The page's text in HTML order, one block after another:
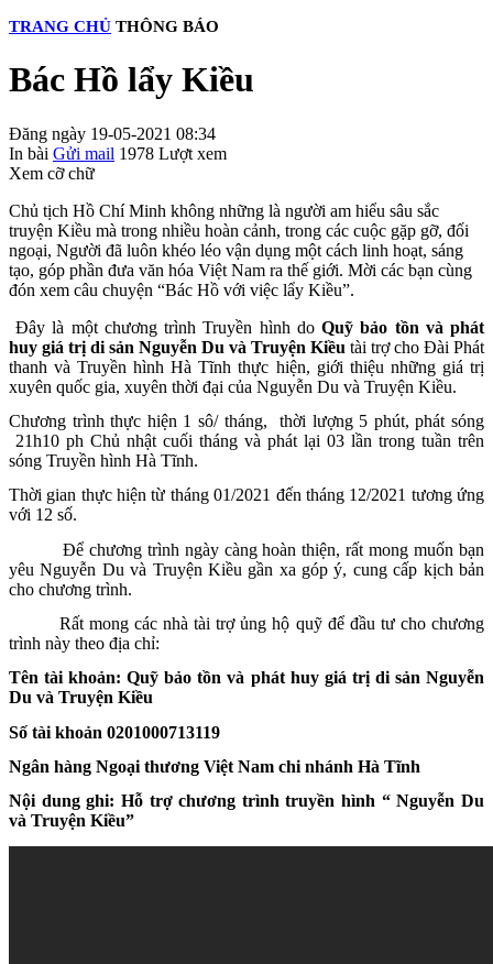
TRANG CHỦ THÔNG BÁO
Bác Hồ lẩy Kiều
Đăng ngày 19-05-2021 08:34
In bài Gửi mail 1978 Lượt xem
Xem cỡ chữ
Chủ tịch Hồ Chí Minh không những là người am hiểu sâu sắc
truyện Kiều mà trong nhiều hoàn cảnh, trong các cuộc gặp gỡ, đối
ngoại, Người đã luôn khéo léo vận dụng một cách linh hoạt, sáng
tạo, góp phần đưa văn hóa Việt Nam ra thế giới. Mời các bạn cùng
đón xem câu chuyện “Bác Hồ với việc lẩy Kiều”.
Đây là một chương trình Truyền hình doQuỹ bảo tồn và phát
huy giá trị di sản Nguyễn Du và Truyện Kiều tài trợ cho Đài Phát
thanh và Truyền hình Hà Tĩnh thực hiện, giới thiệu những giá trị
xuyên quốc gia, xuyên thời đại của Nguyễn Du và Truyện Kiều.
Chương trình thực hiện 1 sô/ tháng, thời lượng 5 phút, phát sóng
21h10 ph Chủ nhật cuối tháng và phát lại 03 lần trong tuần trên
sóng Truyền hình Hà Tĩnh.
Thời gian thực hiện từ tháng 01/2021 đến tháng 12/2021 tương ứng
với 12 số.
Để chương trình ngày càng hoàn thiện, rất mong muốn bạn
yêu Nguyễn Du và Truyện Kiều gần xa góp ý, cung cấp kịch bản
cho chương trình.
Rất mong các nhà tài trợ ủng hộ quỹ để đầu tư cho chương
trình này theo địa chỉ:
Tên tài khoản: Quỹbảo tồn và phát huy giá trị di sản Nguyễn
Du và Truyện Kiều
Số tài khoản 0201000713119
Ngân hàng Ngoại thương Việt Nam chi nhánh Hà Tĩnh
Nội dung ghi: Hỗ trợ chương trình truyền hình “ Nguyễn Du
và Truyện Kiều”